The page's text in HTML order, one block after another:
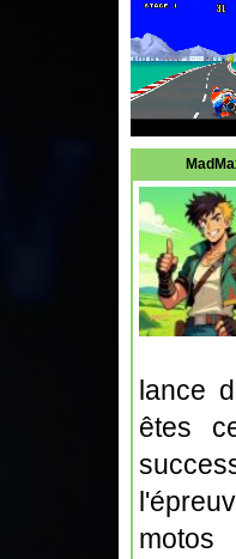
lance
êtes